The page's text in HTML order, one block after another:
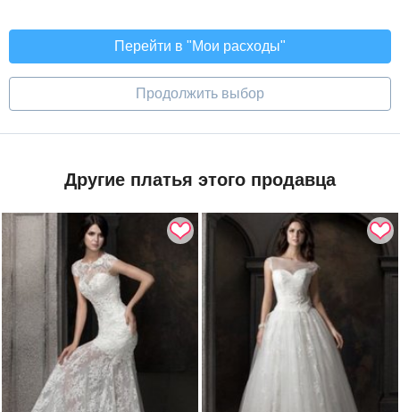
Перейти в "Мои расходы"
Продолжить выбор
Другие платья этого продавца